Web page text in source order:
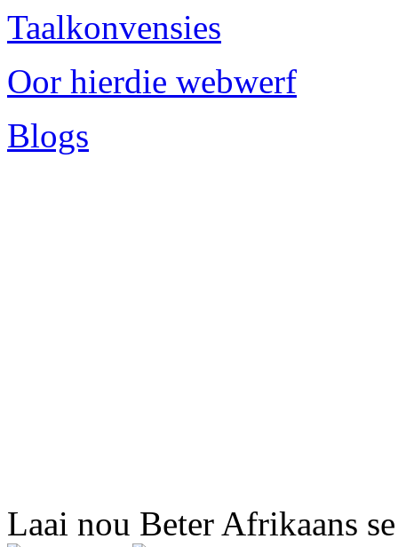
Taalkonvensies
Oor hierdie webwerf
Blogs
Laai nou Beter Afrikaans